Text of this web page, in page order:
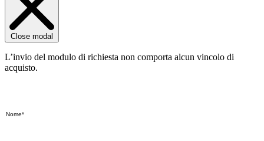
Close modal
L’invio del modulo di richiesta non comporta alcun vincolo di
acquisto.